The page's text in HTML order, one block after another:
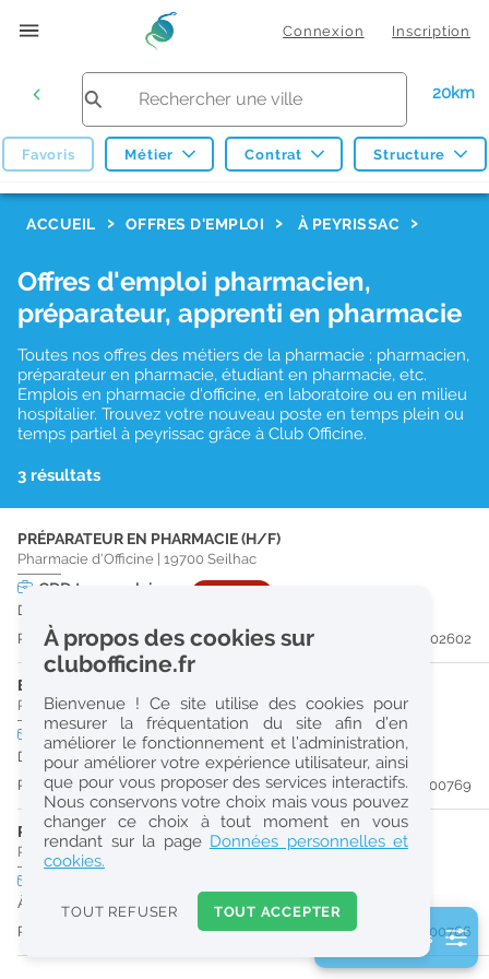
Connexion Inscription
20km
Favoris Métier Contrat Structure
Réinitialiser
2
0
k
Consulter les offres de la France d'outre-mer
ACCUEIL OFFRES D'EMPLOI À PEYRISSAC
Offres d'emploi pharmacien,
préparateur, apprenti en pharmacie
Toutes nos offres des métiers de la pharmacie : pharmacien,
préparateur en pharmacie, étudiant en pharmacie, etc.
Emplois en pharmacie d'officine, en laboratoire ou en milieu
hospitalier. Trouvez votre nouveau poste en temps plein ou
temps partiel à peyrissac grâce à Club Officine.
3 résultats
PRÉPARATEUR EN PHARMACIE (H/F)
Pharmacie d'Officine 19700 Seilhac
CDD temps plein
Du 31/08/26 au 28/02/27
Publiée il y a 24 jour(s) #202602
ETUDIANT EN PHARMACIE 6E ANNÉE VALIDÉE (H/F)
Pharmacie d'Officine|19260 Treignac
CDD temps plein
Du 31/08/26 au 31/12/26
Publiée il y a 49 jour(s)
#200769
PHARMACIEN (H/F)
Pharmacie d'Officine 19260 Treignac
À partir du 31/08/26
Publiée il y a 49 jour(s)
#200766
2 filtre(s) actifs
À propos des cookies sur
clubofficine.fr
Bienvenue ! Ce site utilise des cookies pour
mesurer la fréquentation du site afin d’en
améliorer le fonctionnement et l’administration,
pour améliorer votre expérience utilisateur, ainsi
que pour vous proposer des services interactifs.
Nous conservons votre choix mais vous pouvez
changer ce choix à tout moment en vous
rendant sur la page Données personnelles et
cookies.
TOUT REFUSER TOUT ACCEPTER